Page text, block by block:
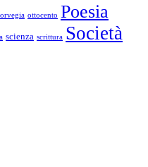
ottocento Poesia
scienza scrittura Società